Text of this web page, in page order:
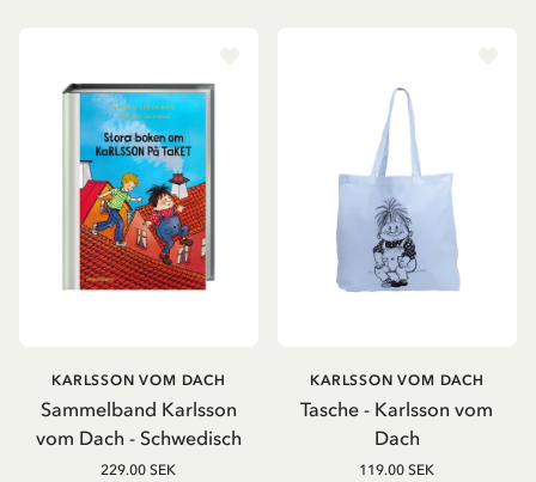
Sammelband Karlsson
vom Dach - Schwedisch
KARLSSON VOM DACH
229.00 SEK
Tasche - Karlsson vom
Dach
KARLSSON VOM DACH
119.00 SEK